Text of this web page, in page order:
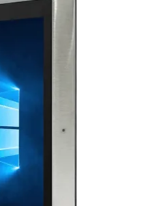
스 시리
랙 마운트
드 컴퓨팅
/ 방수 러기드 PC IP65
이트웨이
가스, ATEX 등급
로보틱스 시스템